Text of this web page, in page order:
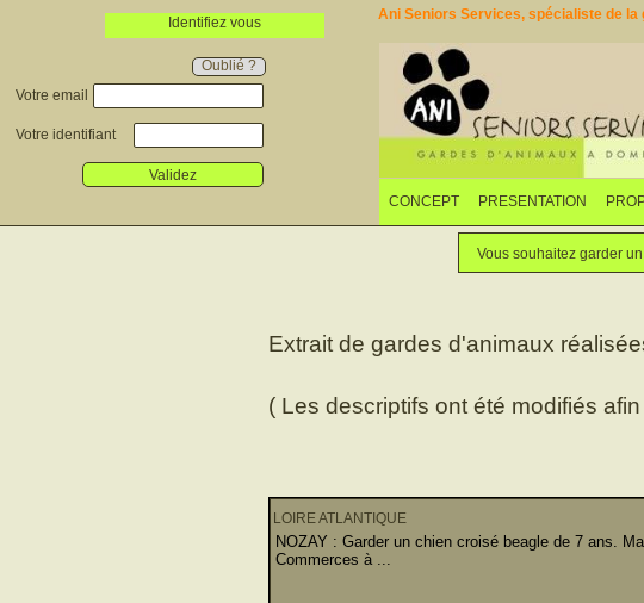
Identifiez vous
Oublié ?
Votre email
Votre identifiant
Validez
Ani Seniors Services, spécialiste de
CONCEPT PRESENTATION
Vous souhaitez garder
Extrait de gardes d'animaux
( Les descriptifs ont été modifiés
LOIRE ATLANTIQUE
NOZAY : Garder un chien croisé beagle de 7 ans.
Commerces à ...